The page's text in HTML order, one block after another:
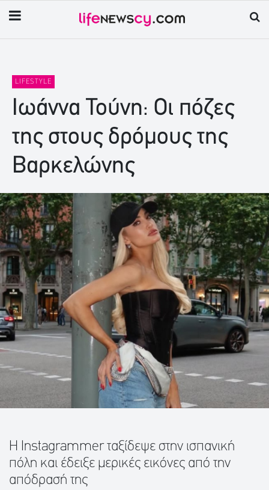
LIFESTYLE
Ιωάννα Τούνη: Οι πόζες
της στους δρόμους της
Βαρκελώνης
Η Instagrammer ταξίδεψε στην ισπανική
πόλη και έδειξε μερικές εικόνες από την
απόδρασή της